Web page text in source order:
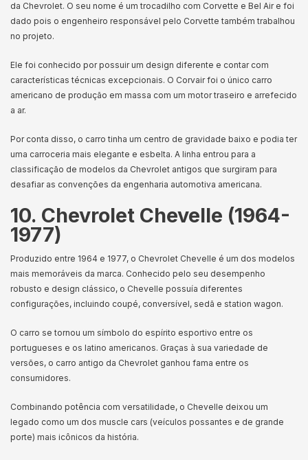
da Chevrolet. O seu nome é um trocadilho com Corvette e Bel Air e foi
dado pois o engenheiro responsável pelo Corvette também trabalhou
no projeto.
Ele foi conhecido por possuir um design diferente e contar com
características técnicas excepcionais. O Corvair foi o único carro
americano de produção em massa com um motor traseiro e arrefecido
a ar.
Por conta disso, o carro tinha um centro de gravidade baixo e podia ter
uma carroceria mais elegante e esbelta. A linha entrou para a
classificação de modelos da Chevrolet antigos que surgiram para
desafiar as convenções da engenharia automotiva americana.
10. Chevrolet Chevelle (1964-
1977)
Produzido entre 1964 e 1977, o Chevrolet Chevelle é um dos modelos
mais memoráveis da marca. Conhecido pelo seu desempenho
robusto e design clássico, o Chevelle possuía diferentes
configurações, incluindo coupé, conversível, sedã e station wagon.
O carro se tornou um símbolo do espírito esportivo entre os
portugueses e os latino americanos. Graças à sua variedade de
versões, o carro antigo da Chevrolet ganhou fama entre os
consumidores.
Combinando potência com versatilidade, o Chevelle deixou um
legado como um dos muscle cars (veículos possantes e de grande
porte) mais icônicos da história.